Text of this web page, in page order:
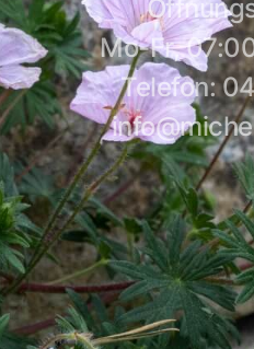
Mo-Fr,
Telefon: